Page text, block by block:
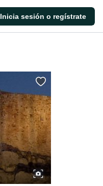
Inicia sesión o regístrate